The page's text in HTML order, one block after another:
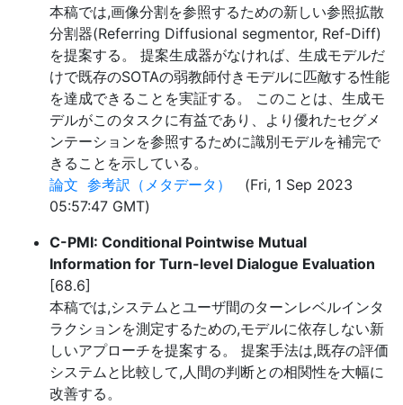
本稿では,画像分割を参照するための新しい参照拡散
分割器(Referring Diffusional segmentor, Ref-Diff)
を提案する。 提案生成器がなければ、生成モデルだ
けで既存のSOTAの弱教師付きモデルに匹敵する性能
を達成できることを実証する。 このことは、生成モ
デルがこのタスクに有益であり、より優れたセグメ
ンテーションを参照するために識別モデルを補完で
きることを示している。
論文 参考訳（メタデータ）
(Fri, 1 Sep 2023
05:57:47 GMT)
C-PMI: Conditional Pointwise Mutual
Information for Turn-level Dialogue Evaluation
[68.6]
本稿では,システムとユーザ間のターンレベルインタ
ラクションを測定するための,モデルに依存しない新
しいアプローチを提案する。 提案手法は,既存の評価
システムと比較して,人間の判断との相関性を大幅に
改善する。